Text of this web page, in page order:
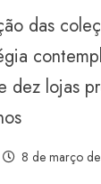
das
dez lojas
8 de março